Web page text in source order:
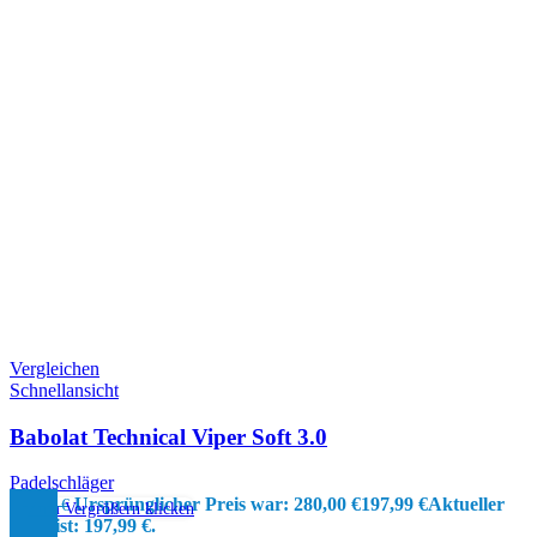
Zum Vergrößern klicken
Vergleichen
Schnellansicht
Babolat Technical Viper Soft 3.0
Padelschläger
280,00€ Ursprünglicher Preis war: 280,00 €197,99 €Aktueller
Preis ist: 197,99 €.